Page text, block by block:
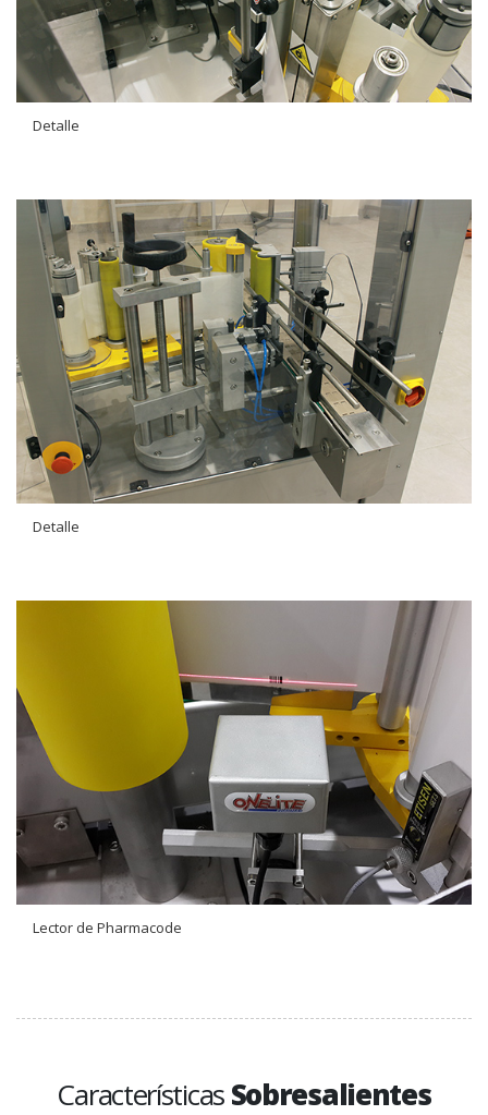
Detalle
Detalle
Lector de Pharmacode
CaracterísticasSobresalientes